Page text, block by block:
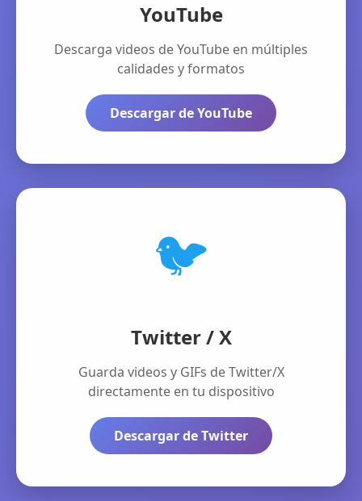
YouTube
Descarga videos de YouTube en múltiples
calidades y formatos
Descargar de YouTube
🐦
Twitter / X
Guarda videos y GIFs de Twitter/X
directamente en tu dispositivo
Descargar de Twitter